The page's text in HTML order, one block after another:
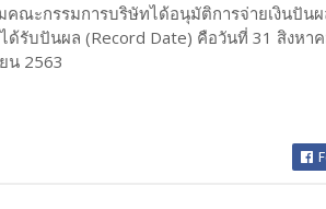
ณะกรรมการบริษัทได้อนุมัติการจ่ายเงินปัน
ด้รับปันผล (Record Date) คือวันที่ 31 สิงหา
น 2563